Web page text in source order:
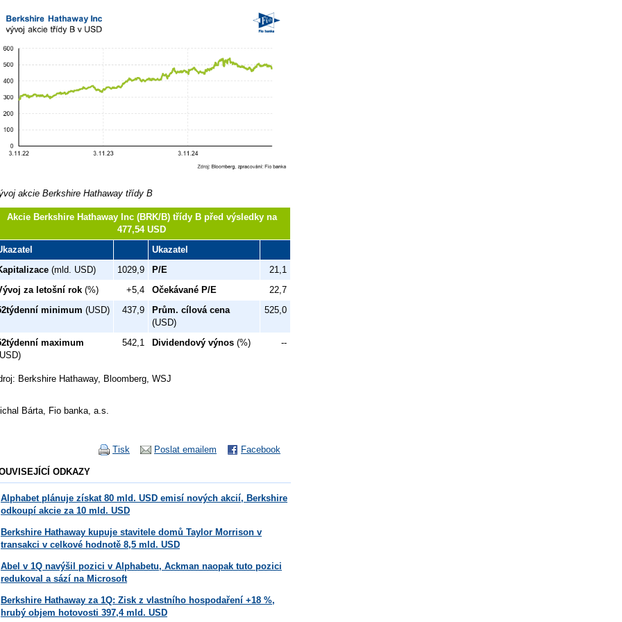
akcie Berkshire Hathaway třídy B
Akcie Berkshire Hathaway Inc (BRK/B) třídy B před výsledky na
477,54 USD
Ukazatel
(mld. USD) 1029,9 P/E
21,1
za letošní rok (%) +5,4 Očekávané P/E
22,7
minimum (USD) 437,9
Prům. cílová cena
(USD)
525,0
maximum
542,1 Dividendový výnos (%) --
Berkshire Hathaway, Bloomberg, WSJ
Bárta, Fio banka, a.s.
Facebook
Poslat emailem
Tisk
ODKAZY
Alphabet plánuje získat 80 mld. USD emisí nových akcií, Berkshire
odkoupí akcie za 10 mld. USD
Berkshire Hathaway kupuje stavitele domů Taylor Morrison v
transakci v celkové hodnotě 8,5 mld. USD
Abel v 1Q navýšil pozici v Alphabetu, Ackman naopak tuto pozici
redukoval a sází na Microsoft
Berkshire Hathaway za 1Q: Zisk z vlastního hospodaření +18 %,
hrubý objem hotovosti 397,4 mld. USD